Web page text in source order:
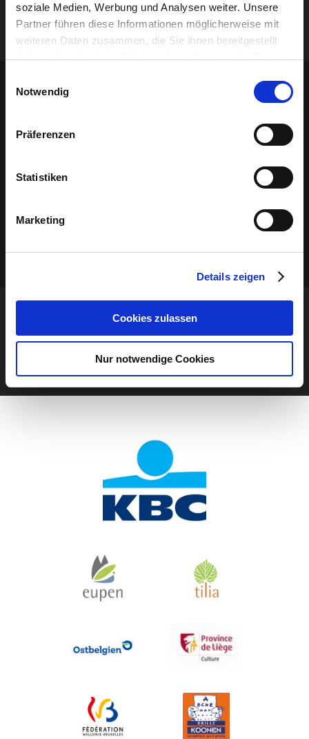
soziale Medien, Werbung und Analysen weiter. Unsere
Partner führen diese Informationen möglicherweise mit
weiteren Daten zusammen, die Sie ihnen bereitgestellt
haben oder die sie im Rahmen Ihrer Nutzung der Dienste
Notwendig
Präferenzen
Statistiken
Marketing
Details zeigen
Cookies zulassen
Nur notwendige Cookies
befunden. Die Texte halten ehrliche Momente fest und
sind in einem rauen, unpolierten Sound eingebettet.
VERANSTALTUNG VERPASST?
JETZT UNSEREN NEWSLETTER ABONNIEREN